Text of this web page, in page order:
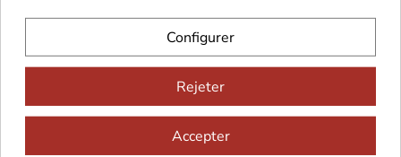
Configurer
Rejeter
Accepter